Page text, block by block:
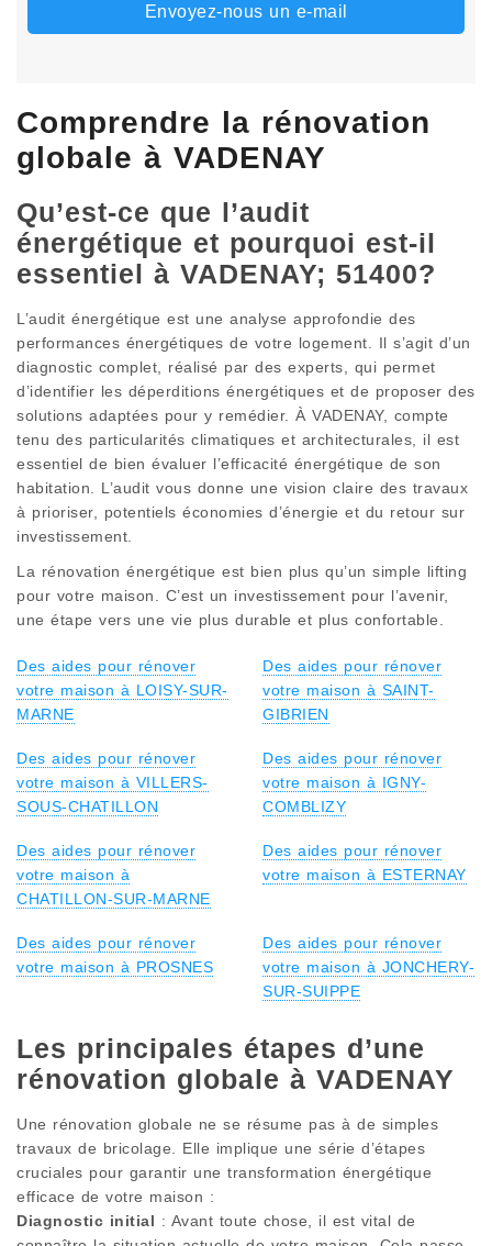
Envoyez-nous un e-mail
Comprendre la rénovation
globale à VADENAY
Qu’est-ce que l’audit
énergétique et pourquoi est-il
essentiel à VADENAY; 51400?
L’audit énergétique est une analyse approfondie des
performances énergétiques de votre logement. Il s’agit d’un
diagnostic complet, réalisé par des experts, qui permet
d’identifier les déperditions énergétiques et de proposer des
solutions adaptées pour y remédier. À VADENAY, compte
tenu des particularités climatiques et architecturales, il est
essentiel de bien évaluer l’efficacité énergétique de son
habitation. L’audit vous donne une vision claire des travaux
à prioriser, potentiels économies d’énergie et du retour sur
investissement.
La rénovation énergétique est bien plus qu’un simple lifting
pour votre maison. C’est un investissement pour l’avenir,
une étape vers une vie plus durable et plus confortable.
Des aides pour rénover
votre maison à LOISY-SUR-
MARNE
Des aides pour rénover
votre maison à SAINT-
GIBRIEN
Des aides pour rénover
votre maison à VILLERS-
SOUS-CHATILLON
Des aides pour rénover
votre maison à IGNY-
COMBLIZY
Des aides pour rénover
votre maison à
CHATILLON-SUR-MARNE
Des aides pour rénover
votre maison à ESTERNAY
Des aides pour rénover
votre maison à PROSNES
Des aides pour rénover
votre maison à JONCHERY-
SUR-SUIPPE
Les principales étapes d’une
rénovation globale à VADENAY
Une rénovation globale ne se résume pas à de simples
travaux de bricolage. Elle implique une série d’étapes
cruciales pour garantir une transformation énergétique
efficace de votre maison :
Diagnostic initial : Avant toute chose, il est vital de